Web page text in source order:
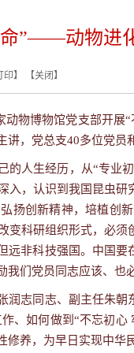
”——动物进
印】 【关闭 】
物博物馆党支部开
讲，党总支40多位党员
人生经历，从“专业
，认识到我国昆虫
扬创新精神，培植创
科研组织形式，必
非科技强国。中国
们党员同志应该、也
志同志、副主任朱朝
、如何做到“不忘初
养，为早日实现中华